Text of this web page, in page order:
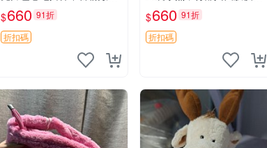
偶微瑕推薦 postpet momo
郵電熊 中古玩偶
$660 91折
折扣碼
全，坐高11公分，附原盒與
吊牌收藏。藍鼻子小熊，值
得擁有 玩具 憶熊
$660 91折
折扣碼